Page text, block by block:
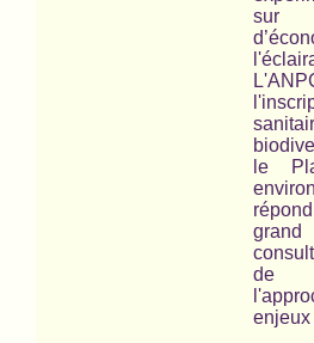
sur
le
de
enjeux